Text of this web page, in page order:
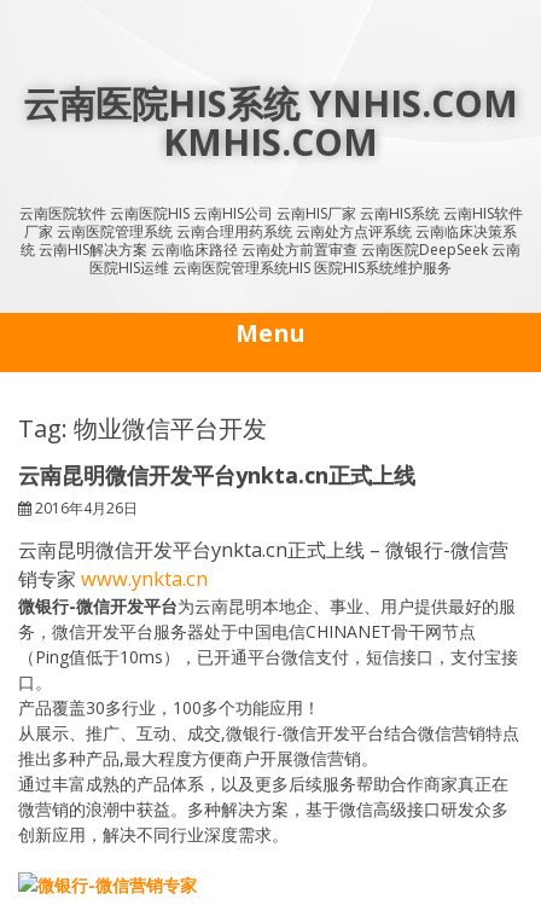
云南医院HIS系统 YNHIS.COM
KMHIS.COM
云南医院软件 云南医院HIS 云南HIS公司 云南HIS厂家 云南HIS系统 云南HIS软件
厂家 云南医院管理系统 云南合理用药系统 云南处方点评系统 云南临床决策系
统 云南HIS解决方案 云南临床路径 云南处方前置审查 云南医院DeepSeek 云南
医院HIS运维 云南医院管理系统HIS 医院HIS系统维护服务
Menu
Tag: 物业微信平台开发
云南昆明微信开发平台ynkta.cn正式上线
2016年4月26日
云南昆明微信开发平台ynkta.cn正式上线 – 微银行-微信营
销专家 www.ynkta.cn
微银行-微信开发平台为云南昆明本地企、事业、用户提供最好的服
务，微信开发平台服务器处于中国电信CHINANET骨干网节点
（Ping值低于10ms），已开通平台微信支付，短信接口，支付宝接
口。
产品覆盖30多行业，100多个功能应用！
从展示、推广、互动、成交,微银行-微信开发平台结合微信营销特点
推出多种产品,最大程度方便商户开展微信营销。
通过丰富成熟的产品体系，以及更多后续服务帮助合作商家真正在
微营销的浪潮中获益。多种解决方案，基于微信高级接口研发众多
创新应用，解决不同行业深度需求。